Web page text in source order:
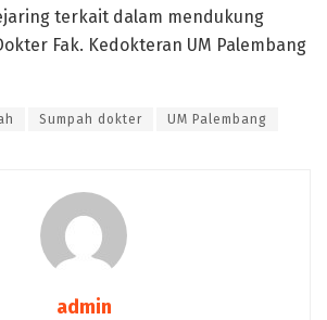
terkait dalam mendukung
Fak. Kedokteran UM Palembang
Sumpah dokter UM Palembang
admin